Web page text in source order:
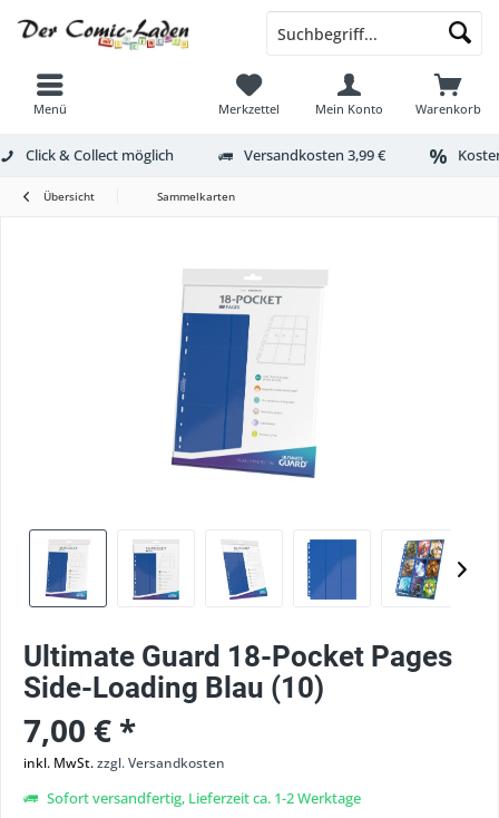
Menü Warenkorb
Merkzettel Mein Konto
Click & Collect möglich Versandkosten 3,99 €
Übersicht Sammelkarten
Ultimate Guard 18-Pocket Pages
Side-Loading Blau (10)
7,00 € *
inkl. MwSt.zzgl. Versandkosten
Sofort versandfertig, Lieferzeit ca. 1-2 Werktage